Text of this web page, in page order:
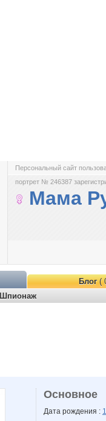
Персональный сайт
портрет № 246387
Мама
Блог(
Шпионаж
Основное
Дата рождения :